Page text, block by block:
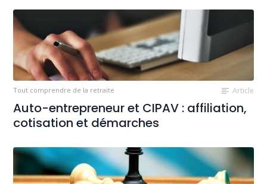
Tout comprendre de la retraite Article
Auto-entrepreneur et CIPAV : affiliation,
cotisation et démarches